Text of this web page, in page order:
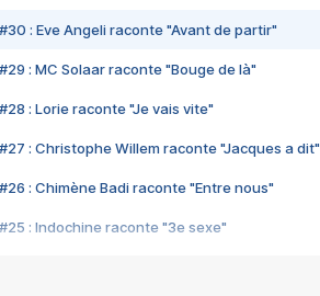
#30 : Eve Angeli raconte "Avant de partir"
#29 : MC Solaar raconte "Bouge de là"
#28 : Lorie raconte "Je vais vite"
#27 : Christophe Willem raconte "Jacques a dit"
#26 : Chimène Badi raconte "Entre nous"
#25 : Indochine raconte "3e sexe"